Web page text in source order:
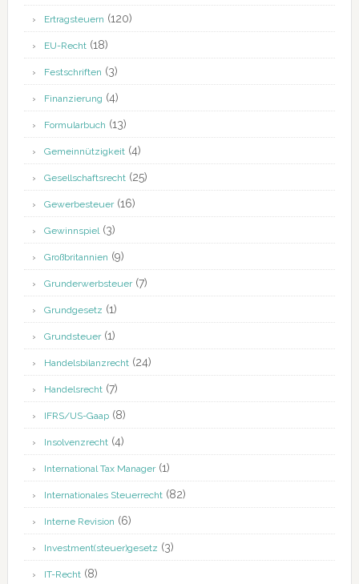
Ertragsteuern (120)
EU-Recht(18)
Festschriften (3)
Finanzierung (4)
Formularbuch (13)
Gemeinnützigkeit(4)
Gesellschaftsrecht(25)
Gewerbesteuer(16)
Gewinnspiel(3)
Großbritannien (9)
Grunderwerbsteuer(7)
Grundgesetz (1)
Grundsteuer(1)
Handelsbilanzrecht(24)
Handelsrecht(7)
IFRS/US-Gaap(8)
Insolvenzrecht(4)
International Tax Manager(1)
Internationales Steuerrecht(82)
Interne Revision (6)
Investment(steuer)gesetz (3)
IT-Recht(8)